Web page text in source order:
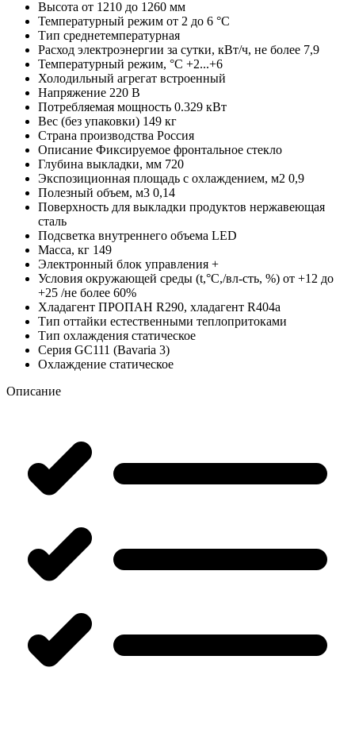
Высота от 1210 до 1260 мм
Температурный режим от 2 до 6 °C
Тип среднетемпературная
Расход электроэнергии за сутки, кВт/ч, не более 7,9
Температурный режим, °C +2...+6
Холодильный агрегат встроенный
Напряжение 220 В
Потребляемая мощность 0.329 кВт
Вес (без упаковки) 149 кг
Страна производства Россия
Описание Фиксируемое фронтальное стекло
Глубина выкладки, мм 720
Экспозиционная площадь с охлаждением, м2 0,9
Полезный объем, м3 0,14
Поверхность для выкладки продуктов нержавеющая
сталь
Подсветка внутреннего объема LED
Масса, кг 149
Электронный блок управления +
Условия окружающей среды (t,°C,/вл-сть, %) от +12 до
+25 /не более 60%
Хладагент ПРОПАН R290, хладагент R404a
Тип оттайки естественными теплопритоками
Тип охлаждения статическое
Серия GC111 (Bavaria 3)
Охлаждение статическое
Описание